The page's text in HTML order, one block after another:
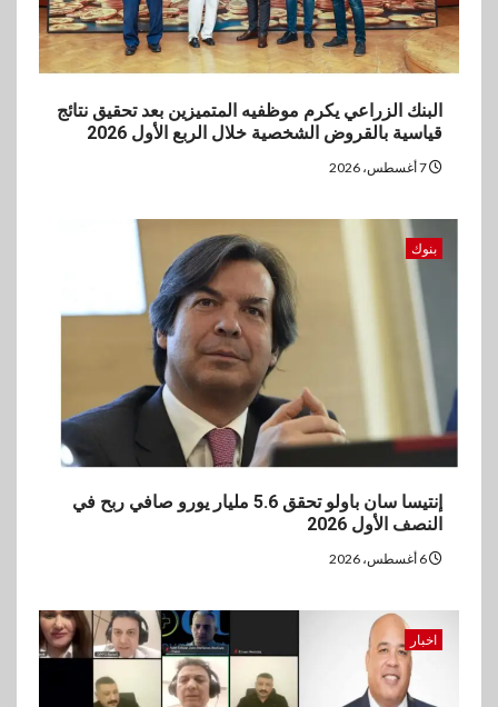
بنك مصر يشارك في فعالية اليوم
العالمي للشباب ويقدم العديد من
العروض المجانية
5
بنوك
البنك الزراعي يكرم موظفيه المتميزين بعد تحقيق نتائج
قياسية بالقروض الشخصية خلال الربع الأول 2026
بنوك
إنتيسا سان باولو تحقق 5.6 مليار يورو صافي ربح في
النصف الأول 2026
اخبار